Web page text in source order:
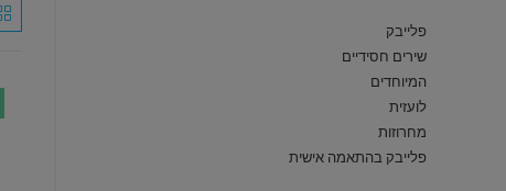
פלייבק
שירים חסידיים
המיוחדים
לועזית
מחרוזות
פלייבק בהתאמה אישית